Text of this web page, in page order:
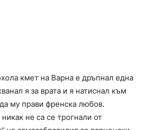
кмет на Варна е дръпнал една
я за врата и я натиснал към
му прави френска любов.
не са се трогнали от